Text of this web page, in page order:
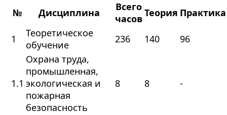
№
Дисциплина
Всего
часовТеория Практика
1
Теоретическое
обучение
236 140 96
1.1
Охрана труда,
промышленная,
экологическая и
пожарная
безопасность
8 8 -